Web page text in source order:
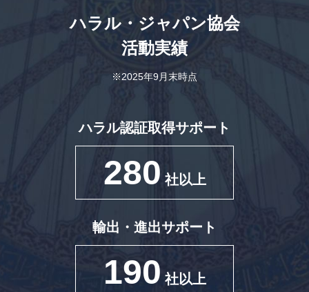
ハラル・ジャパン協会
活動実績
※2025年9月末時点
ハラル認証取得サポート
280 社以上
輸出・進出サポート
190 社以上